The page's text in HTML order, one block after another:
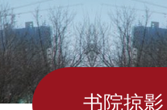
书院掠影